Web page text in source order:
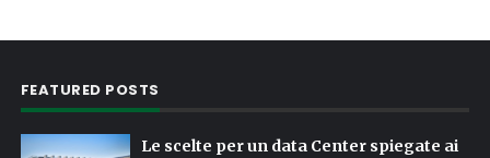
FEATURED POSTS
Le scelte per un data Center spiegate ai